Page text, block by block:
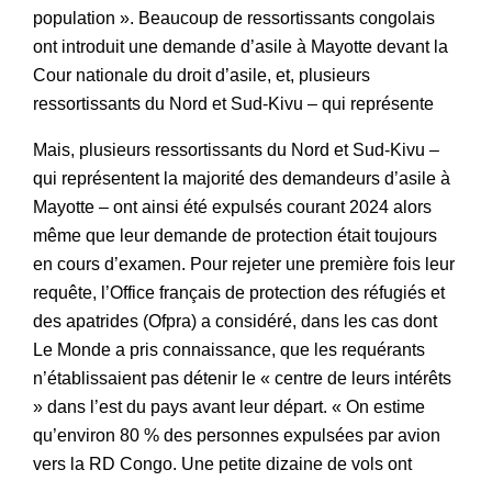
population ». Beaucoup de ressortissants congolais
ont introduit une demande d’asile à Mayotte devant la
Cour nationale du droit d’asile, et, plusieurs
ressortissants du Nord et Sud-Kivu – qui représente
Mais, plusieurs ressortissants du Nord et Sud-Kivu –
qui représentent la majorité des demandeurs d’asile à
Mayotte – ont ainsi été expulsés courant 2024 alors
même que leur demande de protection était toujours
en cours d’examen. Pour rejeter une première fois leur
requête, l’Office français de protection des réfugiés et
des apatrides (Ofpra) a considéré, dans les cas dont
Le Monde a pris connaissance, que les requérants
n’établissaient pas détenir le « centre de leurs intérêts
» dans l’est du pays avant leur départ. « On estime
qu’environ 80 % des personnes expulsées par avion
vers la RD Congo. Une petite dizaine de vols ont